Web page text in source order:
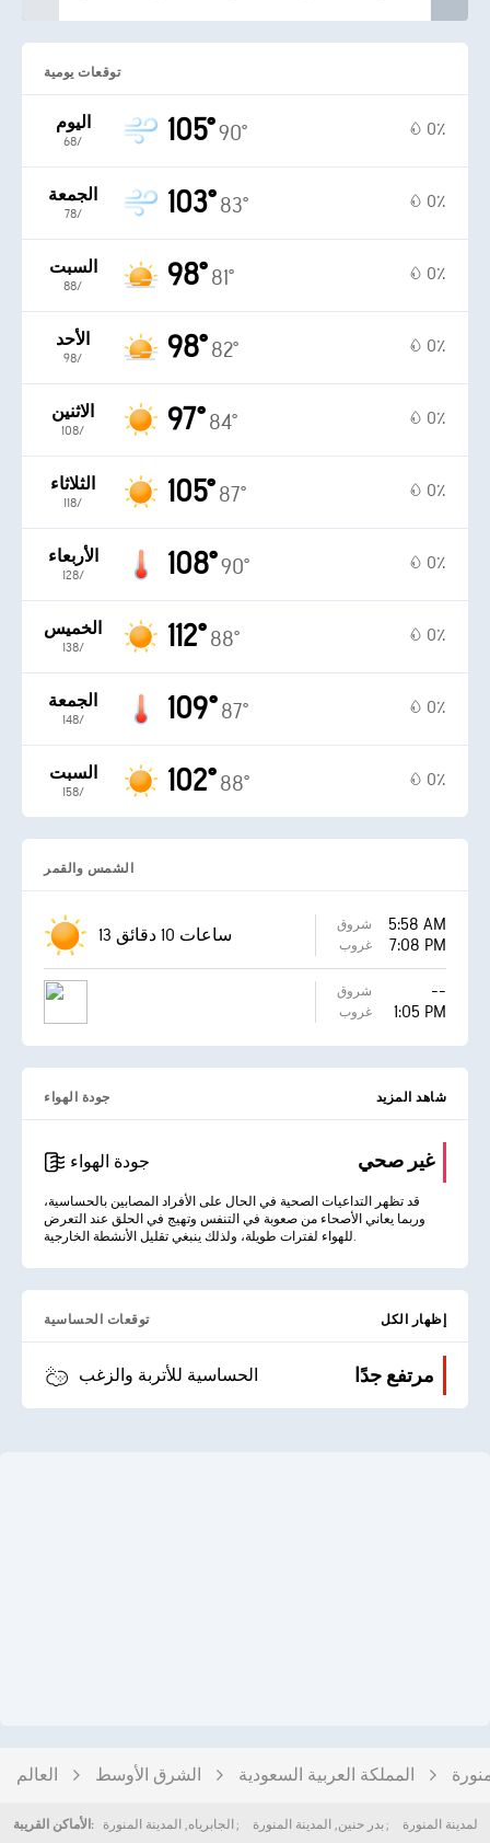
توقعات يومية
اليوم
6‏/‏8 105°90° 0٪
الجمعة
7‏/‏8 103° 83° 0٪
السبت
8‏/‏8 98° 81° 0٪
الأحد
9‏/‏8 98° 82° 0٪
الاثنين
10‏/‏8 97° 84° 0٪
الثلاثاء
11‏/‏8 105° 87° 0٪
الأربعاء
12‏/‏8 108°90° 0٪
الخميس
13‏/‏8 112° 88° 0٪
الجمعة
14‏/‏8 109° 87° 0٪
السبت
15‏/‏8 102° 88° 0٪
الشمس والقمر
13 ساعات 10 دقائق
شروق 5:58 AM
غروب 7:08 PM
شروق --
غروب 1:05 PM
جودة الهواء شاهد المزيد
جودة الهواء غير صحي
قد تظهر التداعيات الصحية في الحال على الأفراد المصابين بالحساسية،
وربما يعاني الأصحاء من صعوبة في التنفس وتهيج في الحلق عند التعرض
للهواء لفترات طويلة، ولذلك ينبغي تقليل الأنشطة الخارجية.
توقعات الحساسية إظهار الكل
الحساسية للأتربة والزغب مرتفع جدًا
العالم الشرق الأوسط المملكة العربية السعودية
الأماكن القريبة: الجابرياه, المدينة المنورة بدر حنين, المدينة المنورة المدينة المنورة